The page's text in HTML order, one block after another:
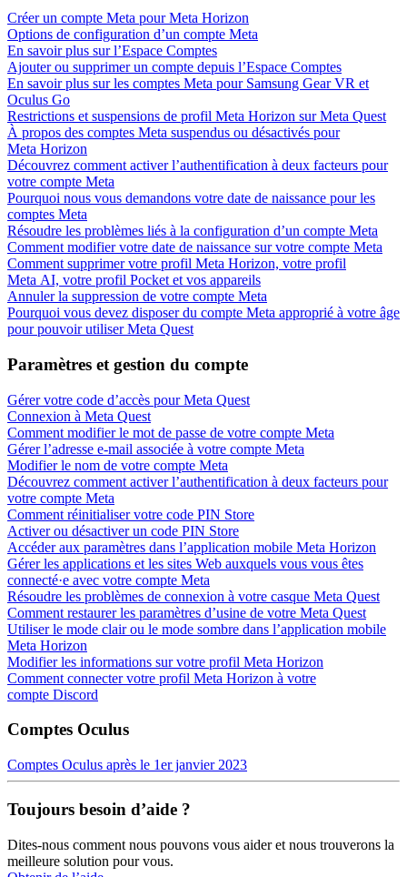
Créer un compte Meta pour Meta Horizon
Options de configuration d’un compte Meta
En savoir plus sur l’Espace Comptes
Ajouter ou supprimer un compte depuis l’Espace Comptes
En savoir plus sur les comptes Meta pour Samsung Gear VR et
Oculus Go
Restrictions et suspensions de profil Meta Horizon sur Meta Quest
À propos des comptes Meta suspendus ou désactivés pour
Meta Horizon
Découvrez comment activer l’authentification à deux facteurs pour
votre compte Meta
Pourquoi nous vous demandons votre date de naissance pour les
comptes Meta
Résoudre les problèmes liés à la configuration d’un compte Meta
Comment modifier votre date de naissance sur votre compte Meta
Comment supprimer votre profil Meta Horizon, votre profil
Meta AI, votre profil Pocket et vos appareils
Annuler la suppression de votre compte Meta
Pourquoi vous devez disposer du compte Meta approprié à votre âge
pour pouvoir utiliser Meta Quest
Paramètres et gestion du compte
Gérer votre code d’accès pour Meta Quest
Connexion à Meta Quest
Comment modifier le mot de passe de votre compte Meta
Gérer l’adresse e-mail associée à votre compte Meta
Modifier le nom de votre compte Meta
Découvrez comment activer l’authentification à deux facteurs pour
votre compte Meta
Comment réinitialiser votre code PIN Store
Activer ou désactiver un code PIN Store
Accéder aux paramètres dans l’application mobile Meta Horizon
Gérer les applications et les sites Web auxquels vous vous êtes
connecté·e avec votre compte Meta
Résoudre les problèmes de connexion à votre casque Meta Quest
Comment restaurer les paramètres d’usine de votre Meta Quest
Utiliser le mode clair ou le mode sombre dans l’application mobile
Meta Horizon
Modifier les informations sur votre profil Meta Horizon
Comment connecter votre profil Meta Horizon à votre
compte Discord
Comptes Oculus
Comptes Oculus après le 1er janvier 2023
Toujours besoin d’aide ?
Dites-nous comment nous pouvons vous aider et nous trouverons la
meilleure solution pour vous.